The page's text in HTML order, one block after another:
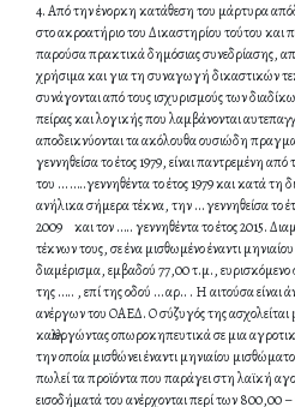
4. Από την ένορκη κατάθεση του μάρτυρα
στο ακροατήριο του Δικαστηρίου τούτου και
παρούσα πρακτικά δημόσιας συνεδρίασης,
χρήσιμα και για τη συναγωγή δικαστικών
συνάγονται από τους ισχυρισμούς των
πείρας και λογικής που λαμβάνονται
αποδεικνύονται τα ακόλουθα ουσιώδη
γεννηθείσα το έτος 1979, είναι παντρεμένη
του … …..γεννηθέντα το έτος 1979 και κατά τη
ανήλικα σήμερα τέκνα, την … γεννηθείσα το
2009 και τον ….. γεννηθέντα το έτος 2015.
τέκνων τους, σε ένα μισθωμένο έναντι
διαμέρισμα, εμβαδού 77,00 τ.μ.,
της ….. , επί της οδού … αρ.. . Η αιτούσα
ανέργων του ΟΑΕΔ. Ο σύζυγός της ασχολείται
καλλιεργώντας οπωροκηπευτικά σε μια
την οποία μισθώνει έναντι μηνιαίου
πωλεί τα προϊόντα που παράγει στη λαϊκή
εισοδήματά του ανέρχονται περί των 800,00